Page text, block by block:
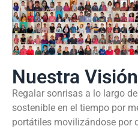
Nuestra Visión
Regalar sonrisas a lo largo
sostenible en el tiempo por
portátiles movilizándose por